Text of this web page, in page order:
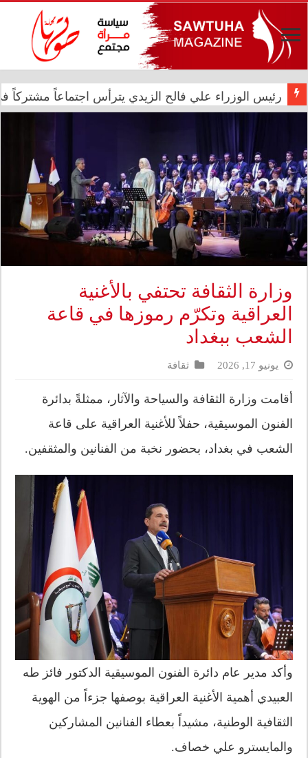
رئيس الوزراء علي فالح الزيدي يترأس اجتماعاً مشتركاً في
في الذكرى الثانية عشرة للإبادة الجماعية.. الأمم
وزارة الثقافة تحتفي بالأغنية
العراقية وتكرّم رموزها في قاعة
الشعب ببغداد
يونيو 17, 2026 ثقافة
أقامت وزارة الثقافة والسياحة والآثار، ممثلةً بدائرة
الفنون الموسيقية، حفلاً للأغنية العراقية على قاعة
الشعب في بغداد، بحضور نخبة من الفنانين والمثقفين.
وأكد مدير عام دائرة الفنون الموسيقية الدكتور فائز طه
العبيدي أهمية الأغنية العراقية بوصفها جزءاً من الهوية
الثقافية الوطنية، مشيداً بعطاء الفنانين المشاركين
والمايسترو علي خصاف.